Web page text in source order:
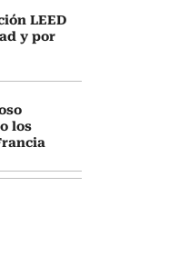
LEED
y por
los